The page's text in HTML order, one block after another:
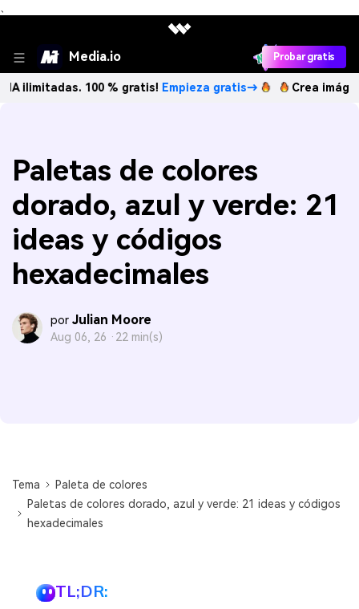
、
Media.io Probar gratis
100 % gratis! Empieza gratis→ Crea imágenes IA
Paletas de colores
dorado, azul y verde: 21
ideas y códigos
hexadecimales
por Julian Moore
Aug 06, 26 · 22 min(s)
Tema
Paleta de colores
Paletas de colores dorado, azul y verde: 21 ideas y códigos
hexadecimales
TL;DR: